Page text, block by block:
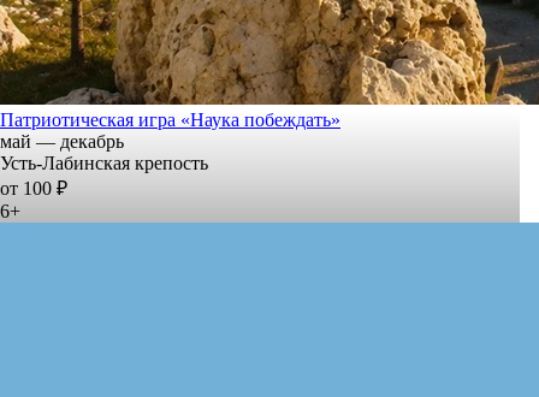
Патриотическая игра «Наука побеждать»
май — декабрь
Усть-Лабинская крепость
от 100 ₽
6+